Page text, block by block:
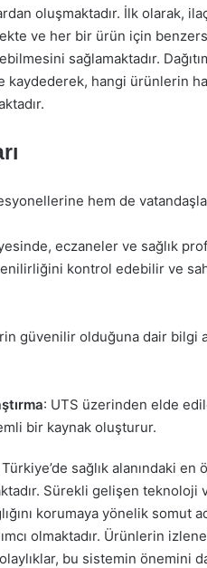
oluşmaktadır. İlk olarak,
ve her bir ürün için
sağlamaktadır.
kaydederek, hangi ürünlerin
hem de
eczaneler ve sağlık
kontrol edebilir ve
güvenilir olduğuna dair bilgi
: UTS üzerinden elde
bir kaynak oluşturur.
sağlık alanındaki
Sürekli gelişen teknoloji
korumaya yönelik somut
olmaktadır. Ürünlerin
bu sistemin önemini